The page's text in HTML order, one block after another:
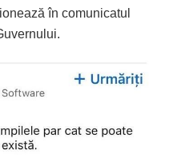
în comunicatul